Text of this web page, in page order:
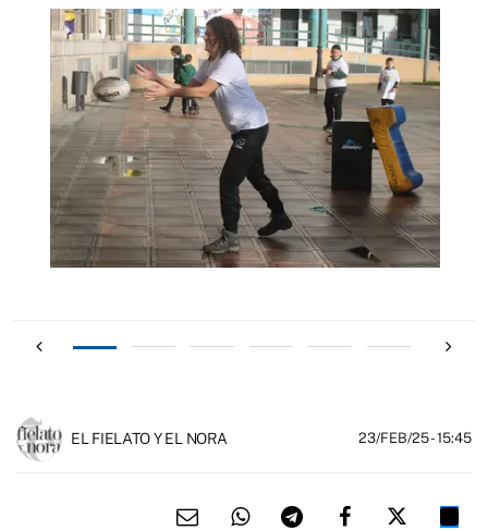
EL FIELATO Y EL NORA 23/FEB/25- 15:45